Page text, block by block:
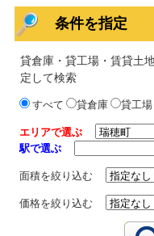
条件を指定
貸倉庫・貸工場・賃貸土
定して検索
すべて 貸倉庫 貸工
エリアで選ぶ
駅で選ぶ
面積を絞り込む
価格を絞り込む